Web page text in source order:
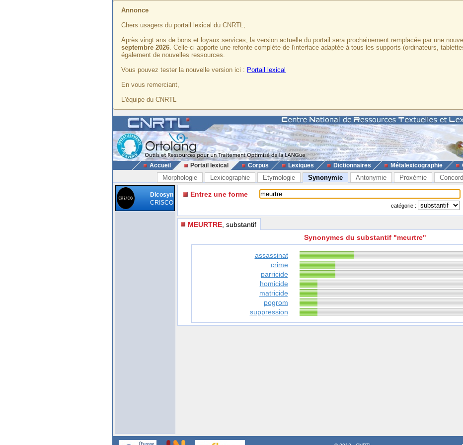
Annonce
Chers usagers du portail lexical du CNRTL,
Après vingt ans de bons et loyaux services, la version actuelle du portail sera prochainement remplacée par une
septembre 2026. Celle-ci apporte une refonte complète de l'interface adaptée à tous les supports (ordinateurs,
également de nouvelles ressources.
Vous pouvez tester la nouvelle version ici : Portail lexical
En vous remerciant,
L'équipe du CNRTL
Accueil Portail lexical Corpus Lexiques Dictionnaires Métalexicographie
Morphologie Lexicographie Etymologie Synonymie Antonymie Proxémie
Dicosyn
CRISCO
Entrez une forme
catégorie :
MEURTRE , substantif
Synonymes du substantif "meurtre"
assassinat
crime
parricide
homicide
matricide
pogrom
suppression